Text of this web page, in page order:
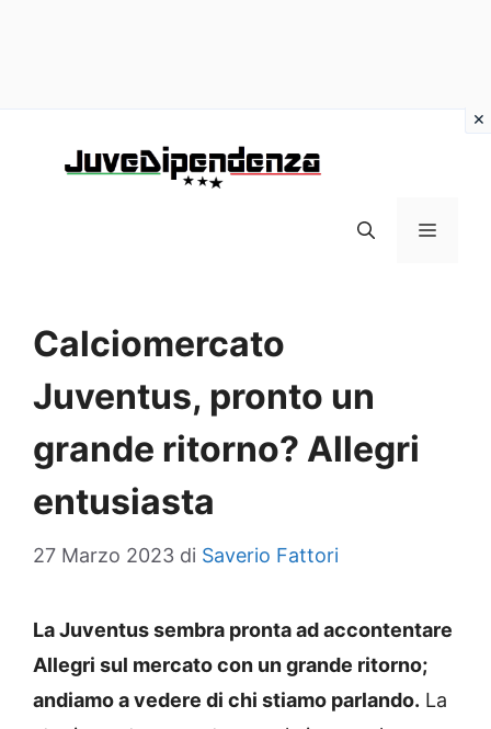
MENU
Calciomercato
Juventus, pronto un
grande ritorno? Allegri
entusiasta
27 Marzo 2023 di Saverio Fattori
La Juventus sembra pronta ad accontentare
Allegri sul mercato con un grande ritorno;
andiamo a vedere di chi stiamo parlando. La